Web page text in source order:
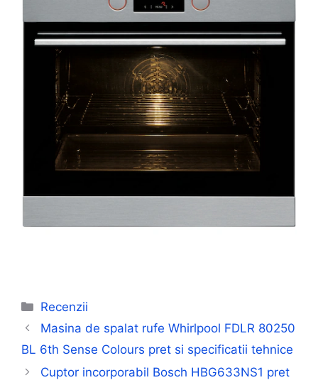
Categorii
Recenzii
Masina de spalat rufe Whirlpool FDLR 80250
BL 6th Sense Colours pret si specificatii tehnice
Cuptor incorporabil Bosch HBG633NS1 pret